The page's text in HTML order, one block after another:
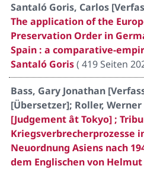
Santaló Goris, Carlos
The application of the
Preservation Order in
Spain : a comparative-
Santaló Goris( 419 Seiten
Bass, Gary Jonathan
[Übersetzer]; Roller,
[Judgement ât Tokyo] ;
Kriegsverbrecherprozesse
Neuordnung Asiens nach
dem Englischen von